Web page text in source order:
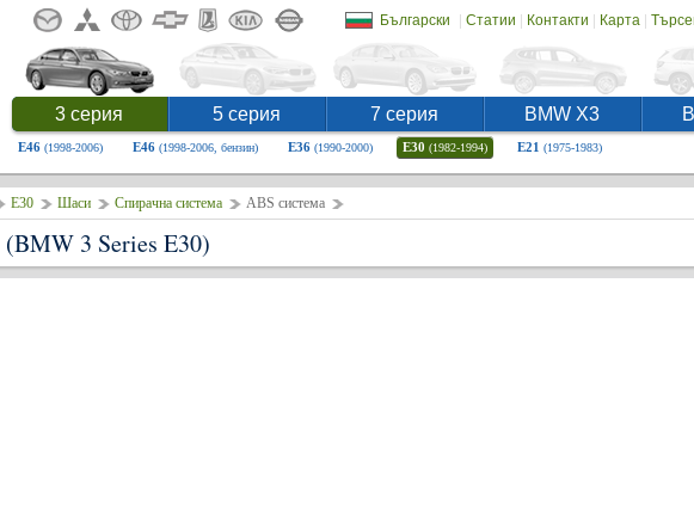
Български | Статии | Контакти | Карта|
3 серия 5 серия 7 серия BMW X3
E46 (1998-2006) E46 (1998-2006, бензин) E36 (1990-2000) E30 (1982-1994) E21 (1975-1983)
E30 Шаси Спирачна система ABS система
(BMW 3 Series E30)